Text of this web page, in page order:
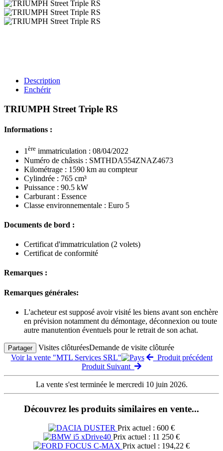
Description
Enchérir
TRIUMPH Street Triple RS
Informations :
1ère immatriculation : 08/04/2022
Numéro de châssis : SMTHDA554ZNAZ4673
Kilométrage : 1590 km au compteur
Cylindrée : 765 cm³
Puissance : 90.5 kW
Carburant : Essence
Classe environnementale : Euro 5
Documents de bord :
Certificat d'immatriculation (2 volets)
Certificat de conformité
Remarques :
Remarques générales:
L'acheteur est supposé avoir visité les biens avant son enchère
en prévision notamment du démontage, déconnexion ou toute
autre manutention éventuels pour le retrait de son achat.
Partager Visites clôturéesDemande de visite clôturée
Voir la vente "MTL Services SRL"
Produit précédent
Produit Suivant
La vente s'est terminée le mercredi 10 juin 2026.
Découvrez les produits similaires en vente...
Prix actuel : 600 €
Prix actuel : 11 250 €
Prix actuel : 194,22 €